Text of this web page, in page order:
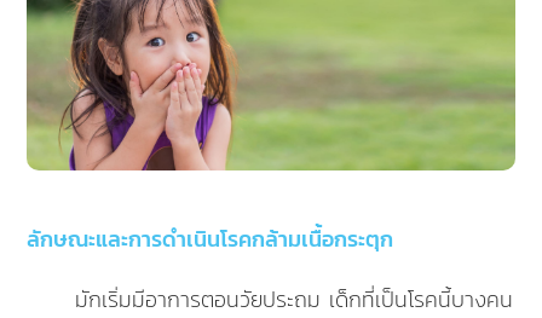
ลักษณะและการดำเนินโรคกล้ามเนื้อกระตุก
มักเริ่มมีอาการตอนวัยประถม เด็กที่เป็นโรคนี้บางคน